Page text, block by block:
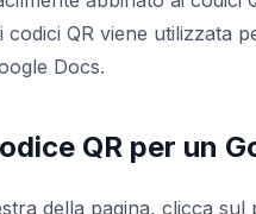
codici QR viene utilizzata
Docs.
QR per un
della pagina, clicca sul